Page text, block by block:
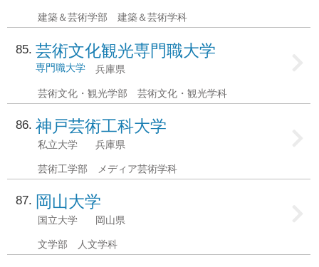
建築＆芸術学部 建築＆芸術学科
85 芸術文化観光専門職大学
兵庫県
専門職大学
芸術文化・観光学部 芸術文化・観光学科
86 神戸芸術工科大学
私立大学 兵庫県
芸術工学部 メディア芸術学科
87 岡山大学
国立大学 岡山県
文学部 人文学科